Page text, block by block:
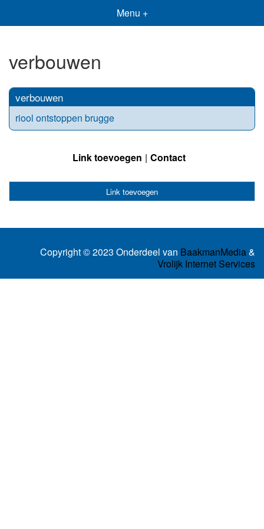
Menu +
verbouwen
verbouwen
riool ontstoppen brugge
Link toevoegen Contact
Link toevoegen
Copyright © 2023 Onderdeel van BaakmanMedia&
Vrolijk Internet Services